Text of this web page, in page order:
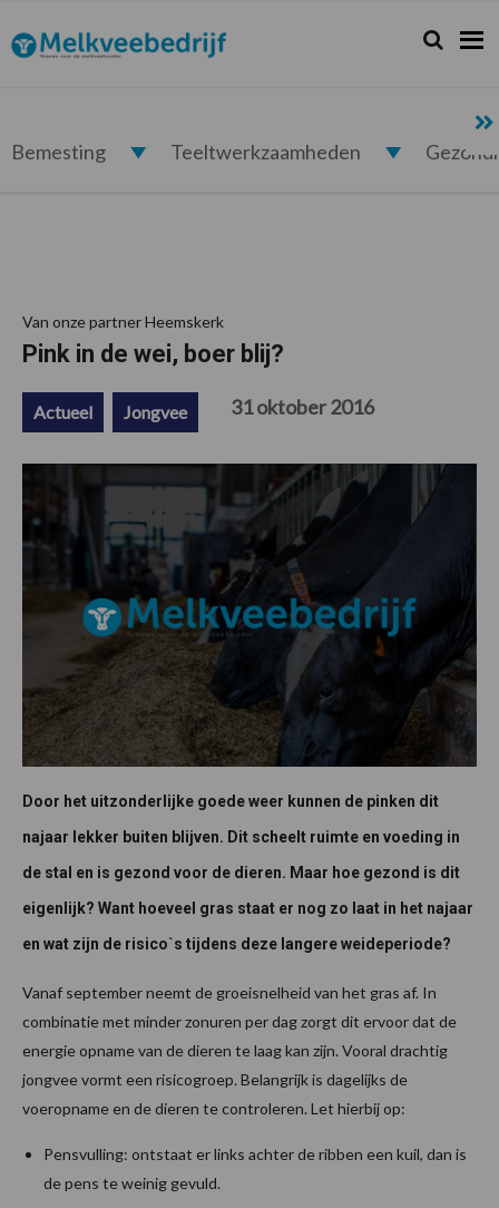
de
hoofdnavigatie
de
hoofd
de
eerste
de
voettekst
Melkveebedrijf.nl Zoeken...
Zoek
Bemesting Teeltwerkzaamheden
Van onze partner Heemskerk
Pink in de wei, boer blij?
Actueel Jongvee 31 oktober 2016
Door het uitzonderlijke goede weer kunnen de pinken dit
najaar lekker buiten blijven. Dit scheelt ruimte en voeding in
de stal en is gezond voor de dieren. Maar hoe gezond is dit
eigenlijk? Want hoeveel gras staat er nog zo laat in het najaar
en wat zijn de risico`s tijdens deze langere weideperiode?
Vanaf september neemt de groeisnelheid van het gras af. In
combinatie met minder zonuren per dag zorgt dit ervoor dat de
energie opname van de dieren te laag kan zijn. Vooral drachtig
jongvee vormt een risicogroep. Belangrijk is dagelijks de
voeropname en de dieren te controleren. Let hierbij op:
Pensvulling: ontstaat er links achter de ribben een kuil, dan is
de pens te weinig gevuld.